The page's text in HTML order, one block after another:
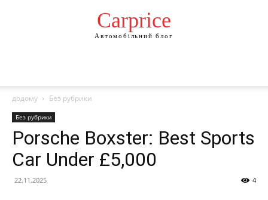
Сarprice
Автомобільний блог
додому Без рубрики
Без рубрики
Porsche Boxster: Best Sports
Car Under £5,000
22.11.2025 4